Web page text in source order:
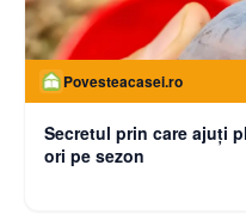
Povesteacasei.ro
Secretul prin care ajuți
ori pe sezon